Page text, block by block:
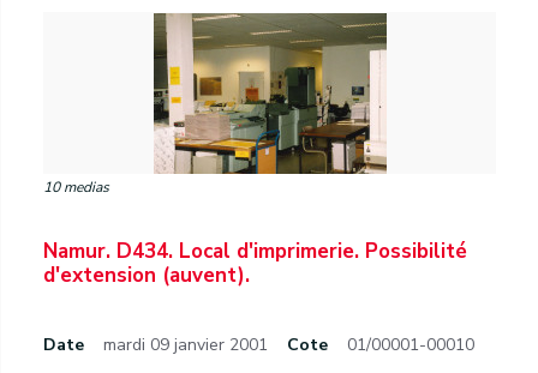
10 medias
Namur. D434. Local d'imprimerie. Possibilité
d'extension (auvent).
Date mardi 09 janvier 2001 Cote 01/00001-00010